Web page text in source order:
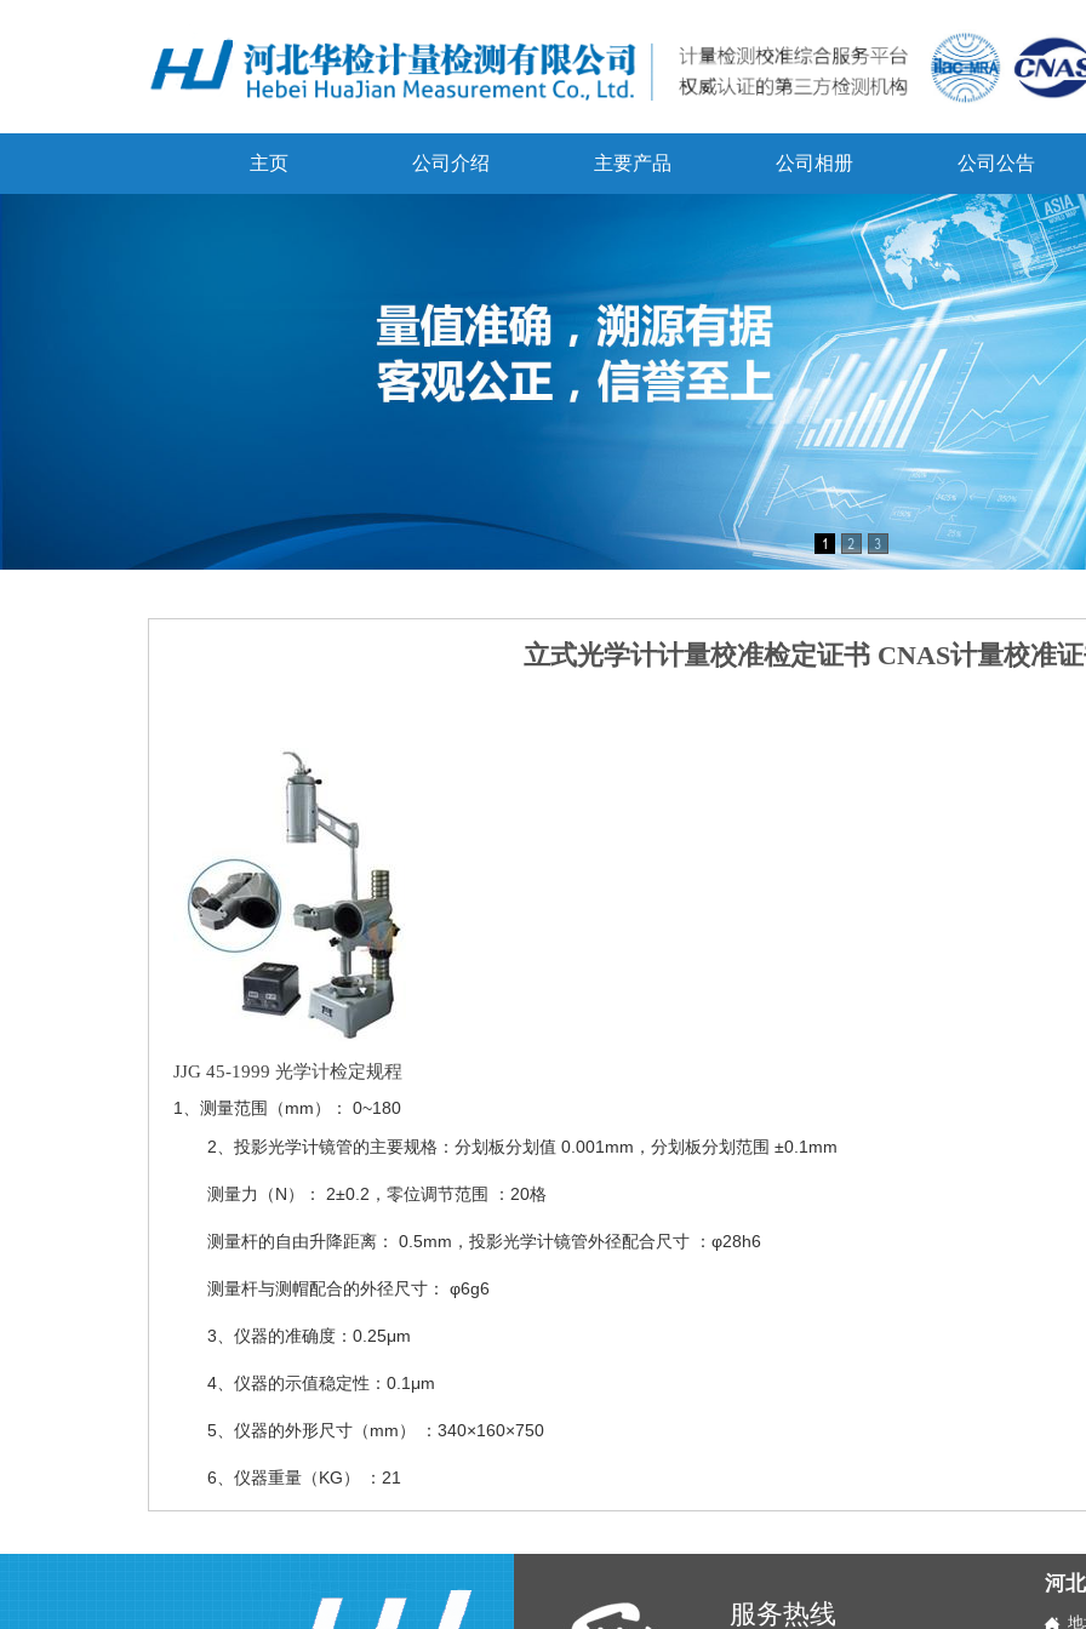
主页 公司介绍 主要产品 公司相册 公司公告
立式光学计计量校准检定证书 CNAS计量校准
JJG 45-1999 光学计检定规程
1、测量范围（mm）： 0~180
2、投影光学计镜管的主要规格：分划板分划值 0.001mm，分划板分划范围 ±0.1mm
测量力（N）： 2±0.2，零位调节范围 ：20格
测量杆的自由升降距离： 0.5mm，投影光学计镜管外径配合尺寸 ：φ28h6
测量杆与测帽配合的外径尺寸： φ6g6
3、仪器的准确度：0.25μm
4、仪器的示值稳定性：0.1μm
5、仪器的外形尺寸（mm） ：340×160×750
6、仪器重量（KG） ：21
服务热线
河